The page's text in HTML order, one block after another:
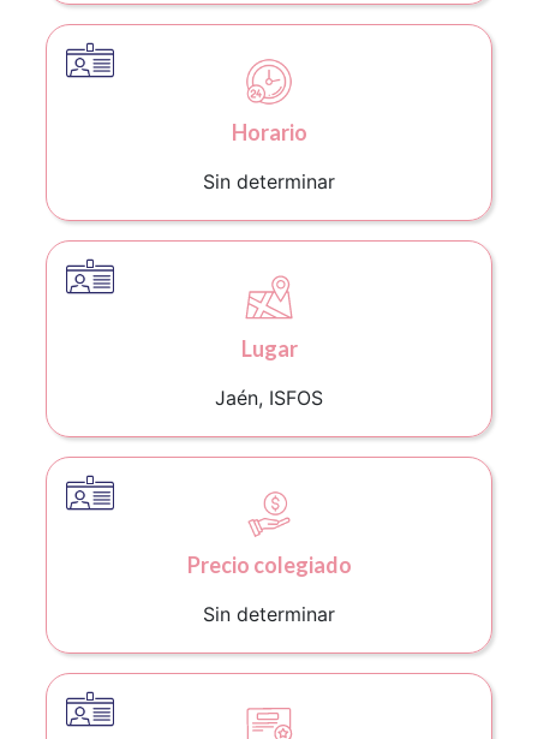
Horario
Sin determinar
Lugar
Jaén, ISFOS
Precio colegiado
Sin determinar